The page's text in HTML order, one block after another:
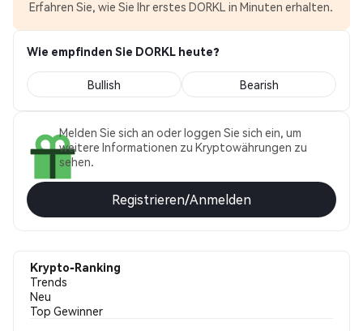
Erfahren Sie, wie Sie Ihr erstes DORKL in Minuten erhalten.
Wie empfinden Sie DORKL heute?
Bullish Bearish
Melden Sie sich an oder loggen Sie sich ein, um
weitere Informationen zu Kryptowährungen zu
sehen.
Registrieren/Anmelden
Krypto-Ranking
Trends
Neu
Top Gewinner